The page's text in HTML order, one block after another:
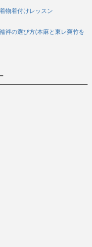
物着付けレッスン
袢の選び方(本麻と東レ爽竹を